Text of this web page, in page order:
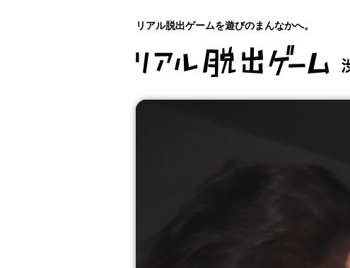
リアル脱出ゲームを遊びのまんなかへ。